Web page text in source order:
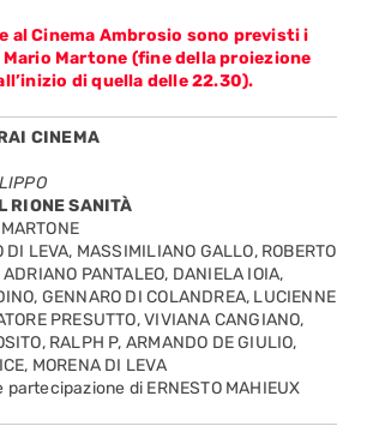
al Cinema Ambrosio sono previsti i
Martone (fine della proiezione
di quella delle 22.30).
CINEMA
RIONE SANITÀ
LEVA, MASSIMILIANO GALLO, ROBERTO
ADRIANO PANTALEO, DANIELA IOIA,
GENNARO DI COLANDREA, LUCIENNE
PRESUTTO, VIVIANA CANGIANO,
RALPH P, ARMANDO DE GIULIO,
MORENA DI LEVA
di ERNESTO MAHIEUX